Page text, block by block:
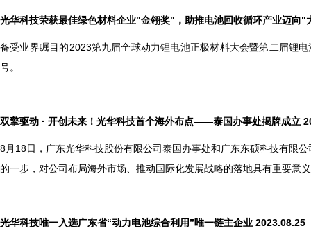
光华科技荣获最佳绿色材料企业"金翎奖"，助推电池回收循环产业迈向"
备受业界瞩目的2023第九届全球动力锂电池正极材料大会暨第二届锂
号。
双擎驱动 · 开创未来！光华科技首个海外布点——泰国办事处揭牌成立
8月18日，广东光华科技股份有限公司泰国办事处和广东东硕科技有限
的一步，对公司布局海外市场、推动国际化发展战略的落地具有重要意
光华科技唯一入选广东省“动力电池综合利用”唯一链主企业 2023.08.25